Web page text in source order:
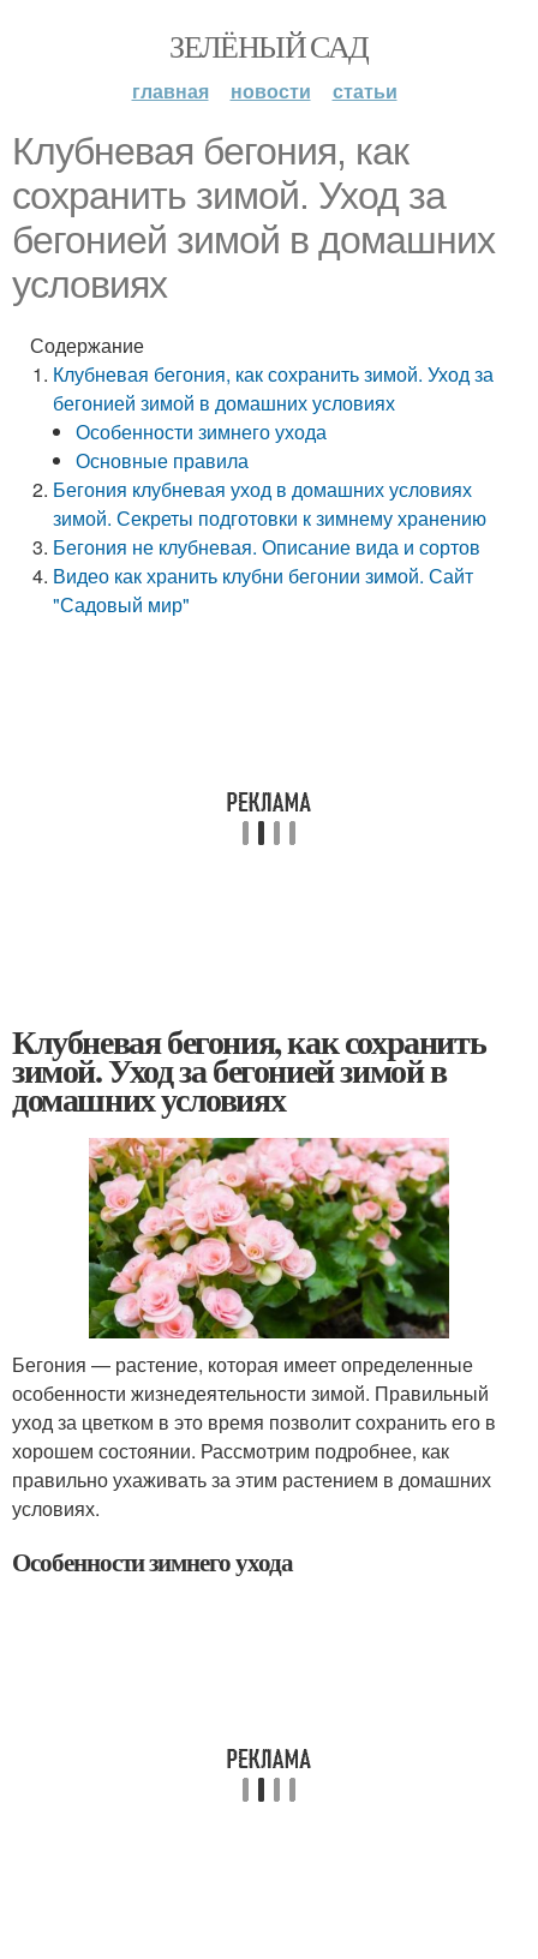
ЗЕЛЁНЫЙ САД
главная новости статьи
Клубневая бегония, как
сохранить зимой. Уход за
бегонией зимой в домашних
условиях
Содержание
Клубневая бегония, как сохранить зимой. Уход за
бегонией зимой в домашних условиях
Особенности зимнего ухода
Основные правила
Бегония клубневая уход в домашних условиях
зимой. Секреты подготовки к зимнему хранению
Бегония не клубневая. Описание вида и сортов
Видео как хранить клубни бегонии зимой. Сайт
"Садовый мир"
Клубневая бегония, как сохранить
зимой. Уход за бегонией зимой в
домашних условиях
Бегония — растение, которая имеет определенные
особенности жизнедеятельности зимой. Правильный
уход за цветком в это время позволит сохранить его в
хорошем состоянии. Рассмотрим подробнее, как
правильно ухаживать за этим растением в домашних
условиях.
Особенности зимнего ухода